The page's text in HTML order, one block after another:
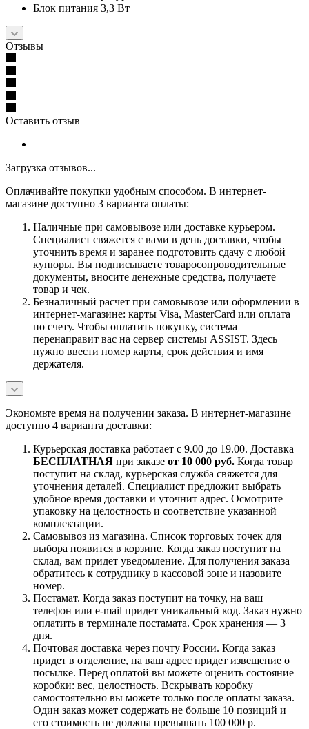
Блок питания 3,3 Вт
Отзывы
Оставить отзыв
Загрузка отзывов...
Оплачивайте покупки удобным способом. В интернет-
магазине доступно 3 варианта оплаты:
Наличные при самовывозе или доставке курьером.
Специалист свяжется с вами в день доставки, чтобы
уточнить время и заранее подготовить сдачу с любой
купюры. Вы подписываете товаросопроводительные
документы, вносите денежные средства, получаете
товар и чек.
Безналичный расчет при самовывозе или оформлении в
интернет-магазине: карты Visa, MasterCard или оплата
по счету. Чтобы оплатить покупку, система
перенаправит вас на сервер системы ASSIST. Здесь
нужно ввести номер карты, срок действия и имя
держателя.
Экономьте время на получении заказа. В интернет-магазине
доступно 4 варианта доставки:
Курьерская доставка работает с 9.00 до 19.00. Доставка
БЕСПЛАТНАЯ при заказе от 10 000 руб. Когда товар
поступит на склад, курьерская служба свяжется для
уточнения деталей. Специалист предложит выбрать
удобное время доставки и уточнит адрес. Осмотрите
упаковку на целостность и соответствие указанной
комплектации.
Самовывоз из магазина. Список торговых точек для
выбора появится в корзине. Когда заказ поступит на
склад, вам придет уведомление. Для получения заказа
обратитесь к сотруднику в кассовой зоне и назовите
номер.
Постамат. Когда заказ поступит на точку, на ваш
телефон или e-mail придет уникальный код. Заказ нужно
оплатить в терминале постамата. Срок хранения — 3
дня.
Почтовая доставка через почту России. Когда заказ
придет в отделение, на ваш адрес придет извещение о
посылке. Перед оплатой вы можете оценить состояние
коробки: вес, целостность. Вскрывать коробку
самостоятельно вы можете только после оплаты заказа.
Один заказ может содержать не больше 10 позиций и
его стоимость не должна превышать 100 000 р.